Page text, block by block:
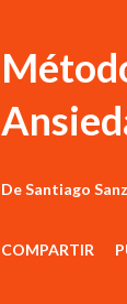
DeSantiago Sanz
COMPARTIR